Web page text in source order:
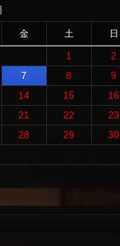
金 土 日
1
2
7 8
9
14 15
16
21 22
23
28 29
30